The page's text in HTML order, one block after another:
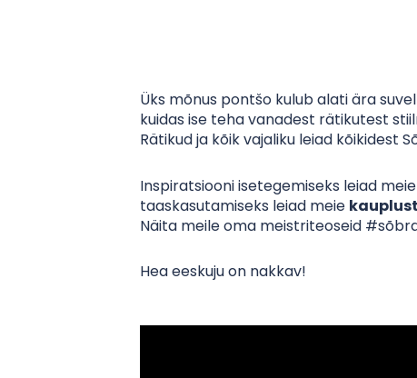
Üks mõnus pontšo kulub alati ära
kuidas ise teha vanadest rätikutest
Rätikud ja kõik vajaliku leiad kõikidest
Inspiratsiooni isetegemiseks leiad meie
taaskasutamiseks leiad meie
Näita meile oma meistriteoseid
Hea eeskuju on nakkav!